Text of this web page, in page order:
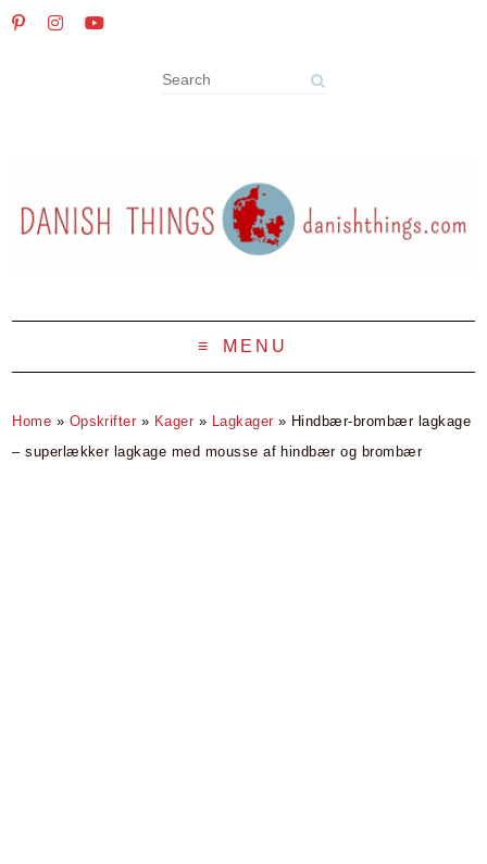
MENU
Home » Opskrifter » Kager » Lagkager » Hindbær-brombær lagkage
– superlækker lagkage med mousse af hindbær og brombær